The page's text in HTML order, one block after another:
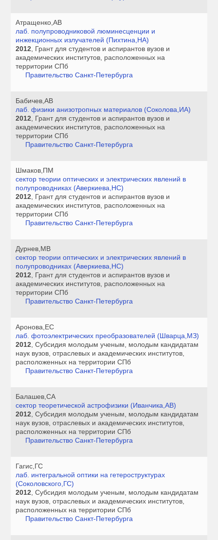
Атращенко,АВ
лаб. полупроводниковой люминесценции и
инжекционных излучателей (Пихтина,НА)
2012 , Грант для студентов и аспирантов вузов и
академических институтов, расположенных на
территории СПб
Правительство Санкт-Петербурга
Бабичев,АВ
лаб. физики анизотропных материалов (Соколова,ИА)
2012 , Грант для студентов и аспирантов вузов и
академических институтов, расположенных на
территории СПб
Правительство Санкт-Петербурга
Шмаков,ПМ
сектор теории оптических и электрических явлений в
полупроводниках (Аверкиева,НС)
2012 , Грант для студентов и аспирантов вузов и
академических институтов, расположенных на
территории СПб
Правительство Санкт-Петербурга
Дурнев,МВ
сектор теории оптических и электрических явлений в
полупроводниках (Аверкиева,НС)
2012 , Грант для студентов и аспирантов вузов и
академических институтов, расположенных на
территории СПб
Правительство Санкт-Петербурга
Аронова,ЕС
лаб. фотоэлектрических преобразователей (Шварца,МЗ)
2012 , Субсидия молодым ученым, молодым кандидатам
наук вузов, отраслевых и академических институтов,
расположенных на территории СПб
Правительство Санкт-Петербурга
Балашев,СА
сектор теоретической астрофизики (Иванчика,АВ)
2012 , Субсидия молодым ученым, молодым кандидатам
наук вузов, отраслевых и академических институтов,
расположенных на территории СПб
Правительство Санкт-Петербурга
Гагис,ГС
лаб. интегральной оптики на гетероструктурах
(Соколовского,ГС)
2012 , Субсидия молодым ученым, молодым кандидатам
наук вузов, отраслевых и академических институтов,
расположенных на территории СПб
Правительство Санкт-Петербурга